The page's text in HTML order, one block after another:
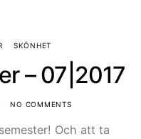
SKÖNHET
– 07|2017
NO COMMENTS
Och att ta